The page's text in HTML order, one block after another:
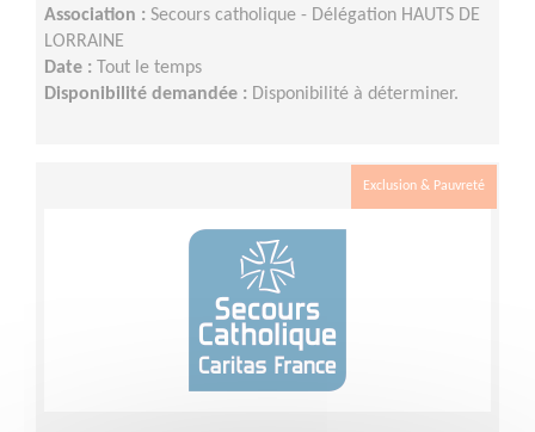
Association : Secours catholique - Délégation HAUTS DE
LORRAINE
Date :
Tout le temps
Disponibilité demandée : Disponibilité à déterminer.
Exclusion & Pauvreté